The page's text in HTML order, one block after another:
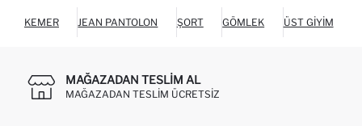
KEMER JEAN PANTOLON ŞORT GÖMLEK ÜST GIYIM
MAĞAZADAN TESLIM AL
MAĞAZADAN TESLIM ÜCRETSIZ